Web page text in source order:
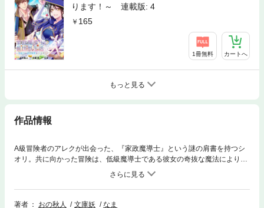
ります！～ 連載版: 4
165
1冊無料 カートへ
もっと見る
作品情報
A級冒険者のアレクが出会った、『家政魔導士』という謎の肩書を持つシ
オリ。共に向かった冒険は、低級魔導士である彼女の奇抜な魔法により、
温かい風呂に旨い飯と、野営にあるまじき快適過ぎる環境に。すっかりシ
オリを気に入ったアレクだったが、彼女にはある秘密があって――。一迅
社アイリスNEOの重版出来話題作！ 訳あり冒険者と女魔導士（＆彼女を
救った相棒のスライム）の異世界冒険ラブファンタジー!! ※本作は月刊コ
著者 おの秋人 文庫妖
なま